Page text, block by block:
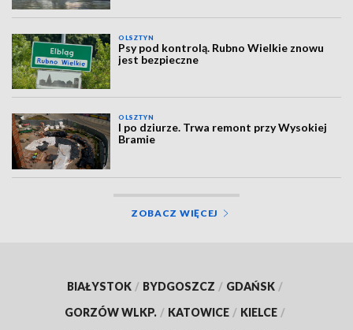
OLSZTYN
Psy pod kontrolą. Rubno Wielkie znowu
jest bezpieczne
OLSZTYN
I po dziurze. Trwa remont przy Wysokiej
Bramie
ZOBACZ WIĘCEJ
BIAŁYSTOK / BYDGOSZCZ / GDAŃSK /
GORZÓW WLKP. / KATOWICE / KIELCE /